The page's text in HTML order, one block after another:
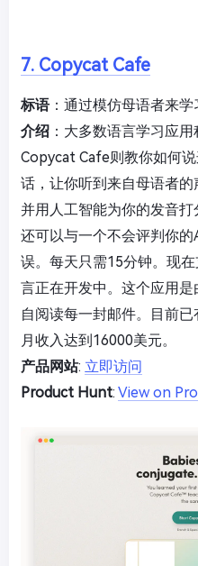
7. Copycat Cafe
标语：通过模仿母语者来学
介绍 ：大多数语言学习应
Copycat Cafe则教你如何
话，让你听到来自母语者的
并用人工智能为你的发音
还可以与一个不会评判你
误。每天只需15分钟。现
言正在开发中。这个应用
自阅读每一封邮件。目前
月收入达到16000美元。
产品网站: 立即访问
Product Hunt: View on